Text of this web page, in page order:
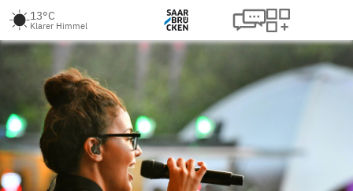
13°C
Klarer Himmel